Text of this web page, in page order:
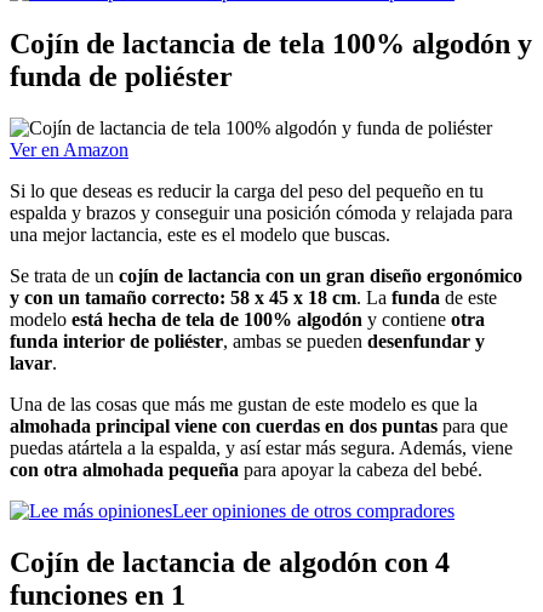
Cojín de lactancia de tela 100% algodón y
funda de poliéster
Ver en Amazon
Si lo que deseas es reducir la carga del peso del pequeño en tu
espalda y brazos y conseguir una posición cómoda y relajada para
una mejor lactancia, este es el modelo que buscas.
Se trata de un cojín de lactancia con un gran diseño ergonómico
y con un tamaño correcto: 58 x 45 x 18 cm. La funda de este
modelo está hecha de tela de 100% algodón y contiene otra
funda interior de poliéster, ambas se pueden desenfundar y
lavar.
Una de las cosas que más me gustan de este modelo es que la
almohada principal viene con cuerdas en dos puntas para que
puedas atártela a la espalda, y así estar más segura. Además, viene
con otra almohada pequeña para apoyar la cabeza del bebé.
Leer opiniones de otros compradores
Cojín de lactancia de algodón con 4
funciones en 1